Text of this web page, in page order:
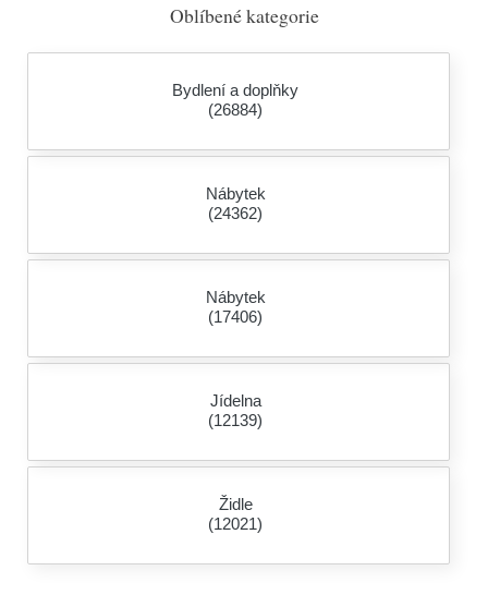
Oblíbené kategorie
Bydlení a doplňky
(26884)
Nábytek
(24362)
Nábytek
(17406)
Jídelna
(12139)
Židle
(12021)